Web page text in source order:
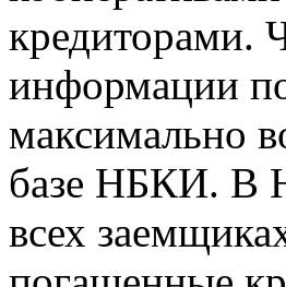
кредиторами.
информации
максимально
базе НБКИ. В
всех